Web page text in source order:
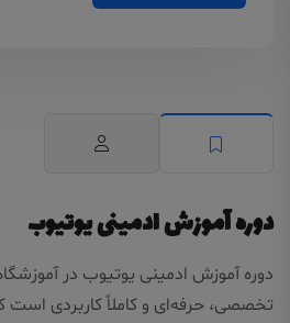
دوره آموزش ادمینی یوتیوب
دوره آموزش ادمینی یوتیوب در
تخصصی، حرفه‌ای و کاملاً کاربردی است